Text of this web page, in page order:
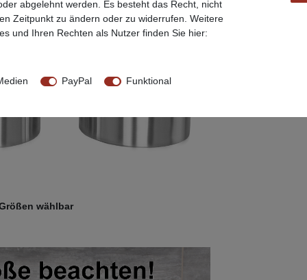
wählbar
abgelehnt werden. Es besteht das Recht, nicht
Zeitpunkt zu ändern oder zu widerrufen. Weitere
und Ihren Rechten als Nutzer finden Sie hier:
PayPal Funktional